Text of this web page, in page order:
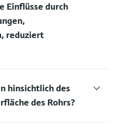
Einflüsse durch
reduziert
hinsichtlich des
des Rohrs?